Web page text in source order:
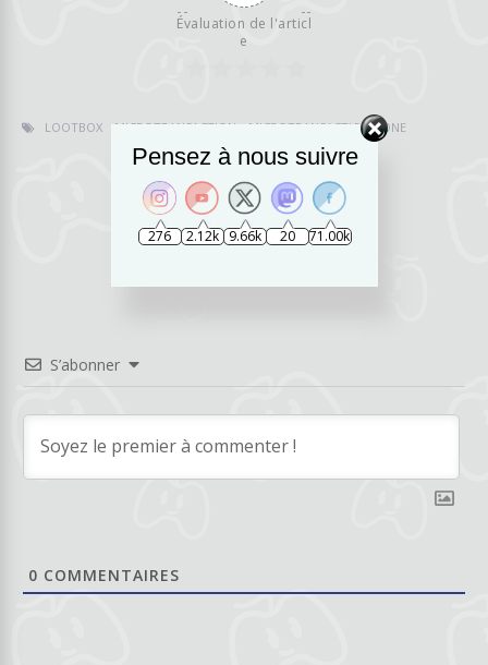
Évaluation de l'articl
e
LOOTBOX MICROTRANSACTION MICROTRANSACTION.ZONE
svpl4y
S’abonner
0 COMMENTAIRES
Pensez à nous suivre
276 2.12k 9.66k 20 71.00k